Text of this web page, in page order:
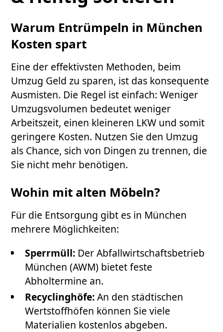
Warum Entrümpeln in München
Kosten spart
Eine der effektivsten Methoden, beim
Umzug Geld zu sparen, ist das konsequente
Ausmisten. Die Regel ist einfach: Weniger
Umzugsvolumen bedeutet weniger
Arbeitszeit, einen kleineren LKW und somit
geringere Kosten. Nutzen Sie den Umzug
als Chance, sich von Dingen zu trennen, die
Sie nicht mehr benötigen.
Wohin mit alten Möbeln?
Für die Entsorgung gibt es in München
mehrere Möglichkeiten:
Sperrmüll: Der Abfallwirtschaftsbetrieb
München (AWM) bietet feste
Abholtermine an.
Recyclinghöfe:An den städtischen
Wertstoffhöfen können Sie viele
Materialien kostenlos abgeben.